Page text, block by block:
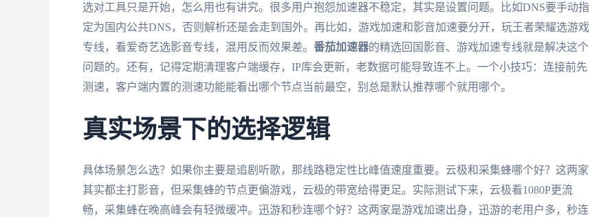
选对工具只是开始，怎么用也有讲究。很多用户抱怨加速器不稳定，其实是设置问题。比如DNS要手动指
定为国内公共DNS，否则解析还是会走到国外。再比如，游戏加速和影音加速要分开，玩王者荣耀选游戏
专线，看爱奇艺选影音专线，混用反而效果差。 番茄加速器的精选回国影音、游戏加速专线就是解决这个
问题的。还有，记得定期清理客户端缓存，IP库会更新，老数据可能导致连不上。一个小技巧：连接前先
测速，客户端内置的测速功能能看出哪个节点当前最空，别总是默认推荐哪个就用哪个。
真实场景下的选择逻辑
具体场景怎么选？如果你主要是追剧听歌，那线路稳定性比峰值速度重要。云极和采集蜂哪个好？这两家
其实都主打影音，但采集蜂的节点更偏游戏，云极的带宽给得更足。实际测试下来，云极看1080P更流
畅，采集蜂在晚高峰会有轻微缓冲。迅游和秒连哪个好？这两家是游戏加速出身，迅游的老用户多，秒连